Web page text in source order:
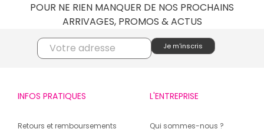
POUR NE RIEN MANQUER DE NOS PROCHAINS
ARRIVAGES, PROMOS & ACTUS
INFOS PRATIQUES
Retours et remboursements
L'ENTREPRISE
Qui sommes-nous ?